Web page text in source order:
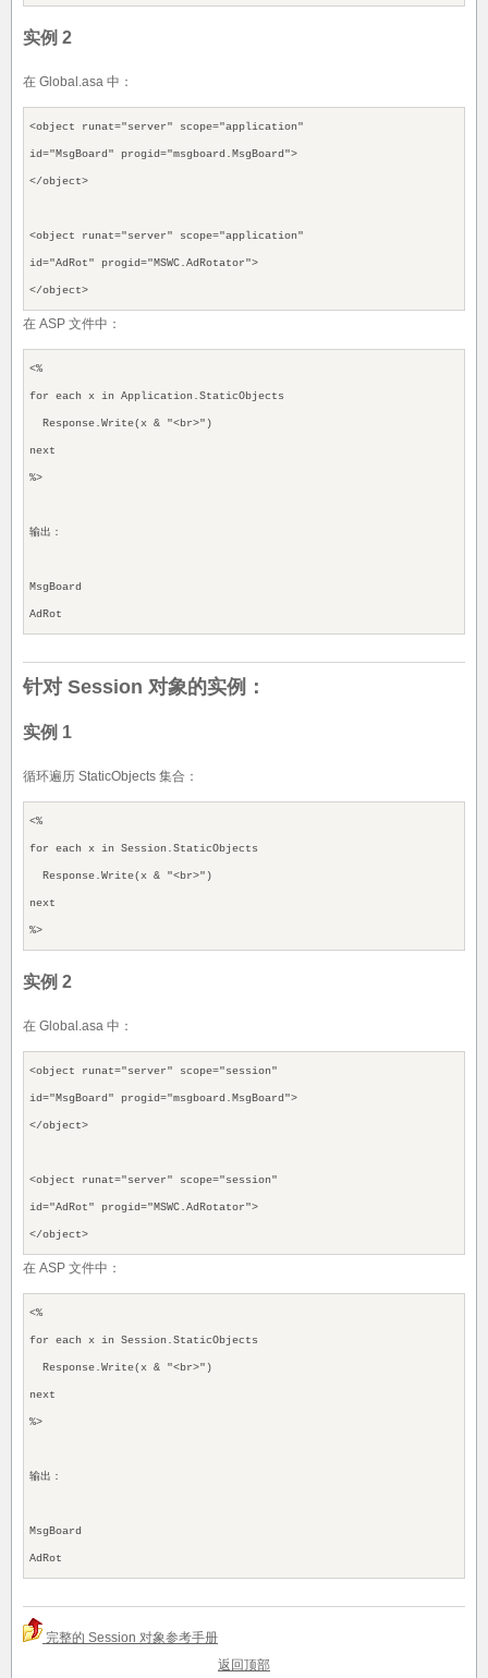
实例 2
在 Global.asa 中：
<object runat="server" scope="application"
id="MsgBoard" progid="msgboard.MsgBoard">
</object>
<object runat="server" scope="application"
id="AdRot" progid="MSWC.AdRotator">
</object>
在 ASP 文件中：
<%
for each x in Application.StaticObjects
Response.Write(x & "<br>")
next
%>
输出：
MsgBoard
AdRot
针对 Session 对象的实例：
实例 1
循环遍历 StaticObjects 集合：
<%
for each x in Session.StaticObjects
Response.Write(x & "<br>")
next
%>
实例 2
在 Global.asa 中：
<object runat="server" scope="session"
id="MsgBoard" progid="msgboard.MsgBoard">
</object>
<object runat="server" scope="session"
id="AdRot" progid="MSWC.AdRotator">
</object>
在 ASP 文件中：
<%
for each x in Session.StaticObjects
Response.Write(x & "<br>")
next
%>
输出：
MsgBoard
AdRot
完整的 Session 对象参考手册
返回顶部